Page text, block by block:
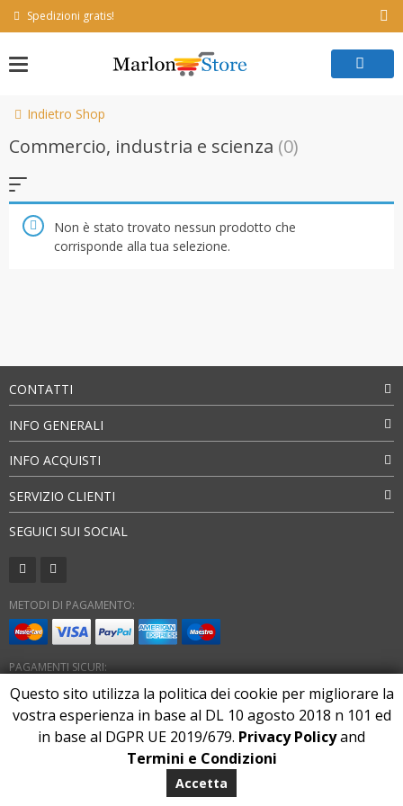
Skip Spedizioni gratis!
Indietro Shop
Commercio, industria e scienza (0)
Non è stato trovato nessun prodotto che
corrisponde alla tua selezione.
CONTATTI
INFO GENERALI
INFO ACQUISTI
SERVIZIO CLIENTI
SEGUICI SUI SOCIAL
METODI DI PAGAMENTO:
PAGAMENTI SICURI:
Copyright 2026. All Rights Reserved
marlonstore.com
Questo sito utilizza la politica dei cookie per migliorare la
vostra esperienza in base al DL 10 agosto 2018 n 101 ed
in base al DGPR UE 2019/679. Privacy Policyand
Termini e Condizioni
Accetta